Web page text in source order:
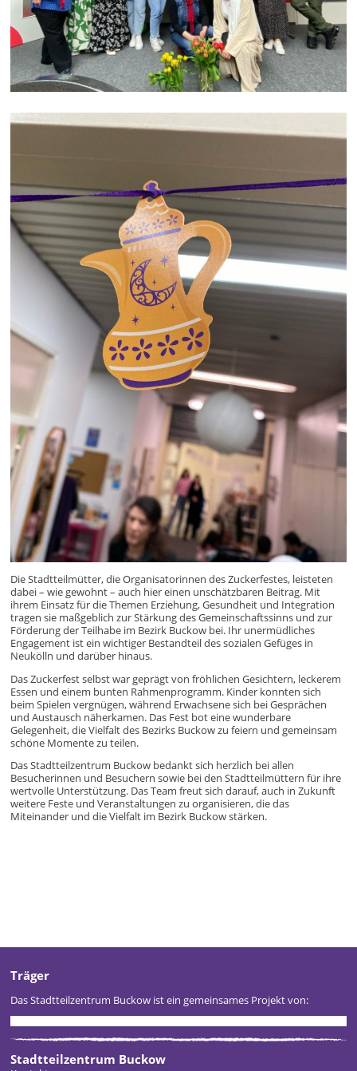
Die Stadtteilmütter, die Organisatorinnen des Zuckerfestes, leisteten
dabei – wie gewohnt – auch hier einen unschätzbaren Beitrag. Mit
ihrem Einsatz für die Themen Erziehung, Gesundheit und Integration
tragen sie maßgeblich zur Stärkung des Gemeinschaftssinns und zur
Förderung der Teilhabe im Bezirk Buckow bei. Ihr unermüdliches
Engagement ist ein wichtiger Bestandteil des sozialen Gefüges in
Neukölln und darüber hinaus.
Das Zuckerfest selbst war geprägt von fröhlichen Gesichtern, leckerem
Essen und einem bunten Rahmenprogramm. Kinder konnten sich
beim Spielen vergnügen, während Erwachsene sich bei Gesprächen
und Austausch näherkamen. Das Fest bot eine wunderbare
Gelegenheit, die Vielfalt des Bezirks Buckow zu feiern und gemeinsam
schöne Momente zu teilen.
Das Stadtteilzentrum Buckow bedankt sich herzlich bei allen
Besucherinnen und Besuchern sowie bei den Stadtteilmüttern für ihre
wertvolle Unterstützung. Das Team freut sich darauf, auch in Zukunft
weitere Feste und Veranstaltungen zu organisieren, die das
Miteinander und die Vielfalt im Bezirk Buckow stärken.
Träger
Das Stadtteilzentrum Buckow ist ein gemeinsames Projekt von:
Stadtteilzentrum Buckow